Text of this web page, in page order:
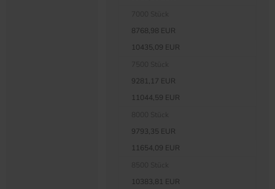
8768,98 EUR
10435,09 EUR
9281,17 EUR
11044,59 EUR
9793,35 EUR
11654,09 EUR
10383,81 EUR